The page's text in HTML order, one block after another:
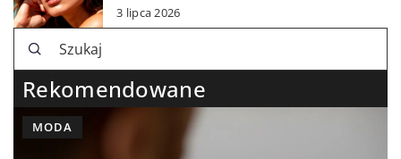
3 lipca 2026
Rekomendowane
MODA